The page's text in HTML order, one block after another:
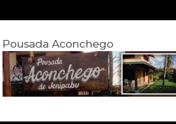
Pousada Aconchego